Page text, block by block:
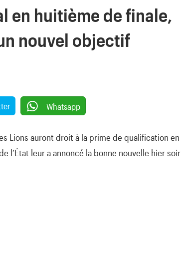
en huitième de finale,
nouvel objectif
Whatsapp
Lions auront droit à la prime de qualification en
l’État leur a annoncé la bonne nouvelle hier soir